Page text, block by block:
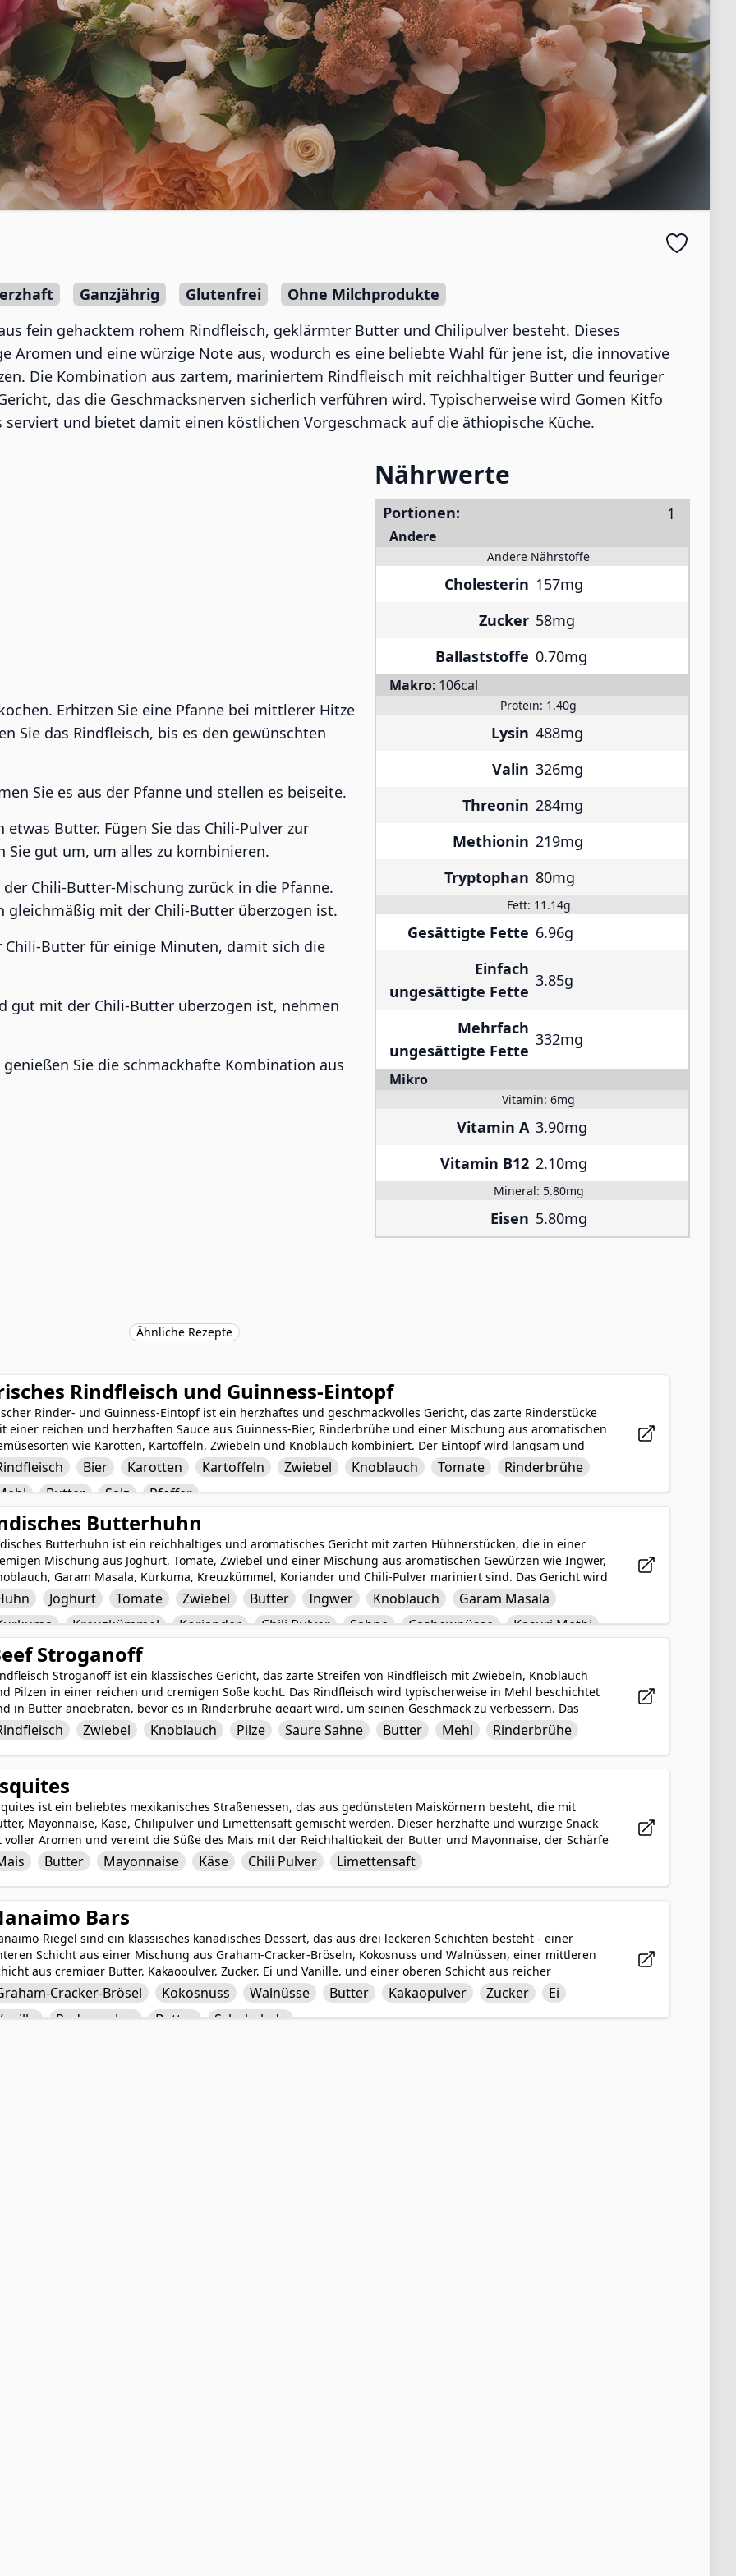
Ganzjährig Glutenfrei
Ohne Milchprodukte
fein gehacktem rohem Rindfleisch, geklärmter Butter und Chilipulver besteht. Dieses
Aromen und eine würzige Note aus, wodurch es eine beliebte Wahl für jene ist, die innovative
Die Kombination aus zartem, mariniertem Rindfleisch mit reichhaltiger Butter und feuriger
das die Geschmacksnerven sicherlich verführen wird. Typischerweise wird Gomen Kitfo
und bietet damit einen köstlichen Vorgeschmack auf die äthiopische Küche.
Erhitzen Sie eine Pfanne bei mittlerer Hitze
Sie das Rindfleisch, bis es den gewünschten
Sie es aus der Pfanne und stellen es beiseite.
Butter. Fügen Sie das Chili-Pulver zur
gut um, um alles zu kombinieren.
Chili-Butter-Mischung zurück in die Pfanne.
gleichmäßig mit der Chili-Butter überzogen ist.
Chili-Butter für einige Minuten, damit sich die
gut mit der Chili-Butter überzogen ist, nehmen
Sie die schmackhafte Kombination aus
Nährwerte
Portionen:
Andere
Andere Nährstoffe
Cholesterin 157mg
Zucker 58mg
Ballaststoffe 0.70mg
Makro: 106cal
Protein: 1.40g
Lysin 488mg
Valin 326mg
Threonin 284mg
Methionin 219mg
Tryptophan 80mg
Fett: 11.14g
Gesättigte Fette 6.96g
Einfach
ungesättigte Fette
3.85g
Mehrfach
ungesättigte Fette
332mg
Mikro
Vitamin: 6mg
Vitamin A 3.90mg
Vitamin B12 2.10mg
Mineral: 5.80mg
Eisen 5.80mg
Ähnliche Rezepte
Rindfleisch und Guinness-Eintopf
Rinder- und Guinness-Eintopf ist ein herzhaftes und geschmackvolles Gericht, das zarte Rinderstücke
einer reichen und herzhaften Sauce aus Guinness-Bier, Rinderbrühe und einer Mischung aus aromatischen
wie Karotten, Kartoffeln, Zwiebeln und Knoblauch kombiniert. Der Eintopf wird langsam und
gekocht, wodurch die Zutaten miteinander verschmelzen und ein tröstliches und befriedigendes
schaffen. Gewürzt mit Salz, Pfeffer und einer Mehlschwitze aus Mehl und Butter für zusätzliche Dicke ist
klassische irische Gericht perfekt, um an einem kalten Tag warm zu werden und wird sicher jeden
und Kartoffelliebhaber begeistern.
Bier Karotten Kartoffeln Zwiebel Knoblauch Tomate
Rinderbrühe
Butter Salz Pfeffer
Butterhuhn
Butterhuhn ist ein reichhaltiges und aromatisches Gericht mit zarten Hühnerstücken, die in einer
Mischung aus Joghurt, Tomate, Zwiebel und einer Mischung aus aromatischen Gewürzen wie Ingwer,
Garam Masala, Kurkuma, Kreuzkümmel, Koriander und Chili-Pulver mariniert sind. Das Gericht wird
gegart und mit Sahne und zerkleinerten Cashewnüssen verfeinert, was ihm eine samtige Textur und
Noten verleiht. Die Zugabe von Kasuri-Methi (getrockneten Bockshornkleeblättern) verleiht diesem
indischen Gericht einen unverwechselbaren und erdigen Geschmack, wodurch es zu einer
und zufriedenstellenden Mahlzeit wird, die mit Reis oder Naanbrot genossen wird.
Joghurt Tomate Zwiebel Butter Ingwer Knoblauch
Garam Masala
Kreuzkümmel Koriander Chili Pulver Sahne Cashewnüsse Kasuri Methi
Stroganoff
Stroganoff ist ein klassisches Gericht, das zarte Streifen von Rindfleisch mit Zwiebeln, Knoblauch
Pilzen in einer reichen und cremigen Soße kocht. Das Rindfleisch wird typischerweise in Mehl beschichtet
in Butter angebraten, bevor es in Rinderbrühe gegart wird, um seinen Geschmack zu verbessern. Das
wird mit einem großzügigen Klecks Sauerrahm abgeschlossen, der der Soße eine tangy und samtige
verleiht. Oft über Eiernudeln oder Reis serviert, ist Rindfleisch Stroganoff eine tröstliche und
Mahlzeit, die sicherlich Ihren Gaumen begeistern wird.
Zwiebel Knoblauch Pilze Saure Sahne Butter Mehl Rinderbrühe
ist ein beliebtes mexikanisches Straßenessen, das aus gedünsteten Maiskörnern besteht, die mit
Mayonnaise, Käse, Chilipulver und Limettensaft gemischt werden. Dieser herzhafte und würzige Snack
voller Aromen und vereint die Süße des Mais mit der Reichhaltigkeit der Butter und Mayonnaise, der Schärfe
Käses, der Schärfe des Chilipulvers und der Frische des Limettensafts. Esquites wird normalerweise in einer
oder Schüssel serviert und als köstlicher und befriedigender Snack oder Beilage genossen.
Butter Mayonnaise Käse Chili Pulver Limettensaft
Bars
Riegel sind ein klassisches kanadisches Dessert, das aus drei leckeren Schichten besteht - einer
Schicht aus einer Mischung aus Graham-Cracker-Bröseln, Kokosnuss und Walnüssen, einer mittleren
aus cremiger Butter, Kakaopulver, Zucker, Ei und Vanille, und einer oberen Schicht aus reicher
Diese nicht gebackenen Riegel sind aufgrund ihres üppigen und verwöhnenden
beliebt und werden gerne bei Partys, Potlucks und Feiertagsfeiern serviert. Die Kombination aus
und Aromen in Nanaimo-Riegeln ergibt einen köstlichen Genuss, der garantiert jeden Naschkatzen
Cracker-Brösel Kokosnuss Walnüsse Butter Kakaopulver Zucker
Ei
Puderzucker Butter Schokolade